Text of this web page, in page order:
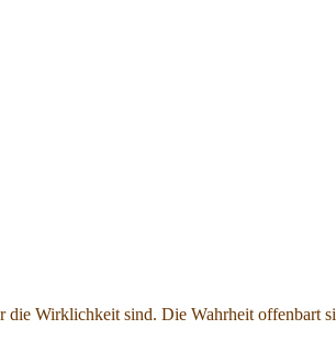
die Wirklichkeit sind. Die Wahrheit offenbart